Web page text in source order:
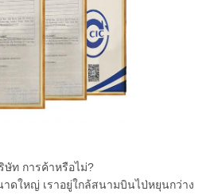
ษัท การค้าหรือไม่?
ดใหญ่ เราอยู่ใกล้สนามบินไป่หยุนกว่าง